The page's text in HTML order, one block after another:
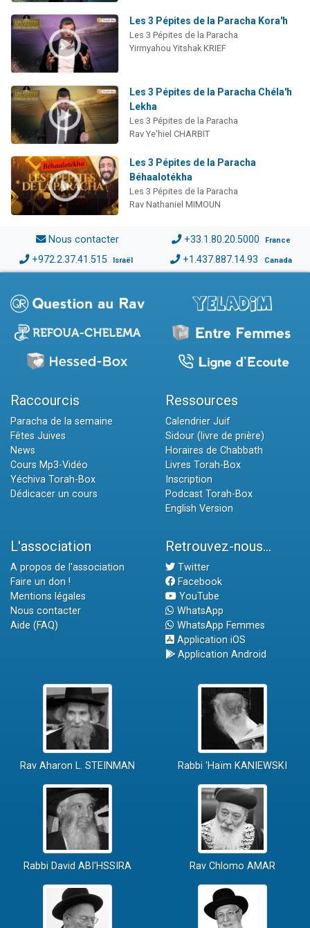
Les 3 Pépites de la Paracha Kora'h
Les 3 Pépites de la Paracha
Yirmyahou Yitshak KRIEF
Les 3 Pépites de la Paracha Chéla'h
Lekha
Les 3 Pépites de la Paracha
Rav Ye'hiel CHARBIT
Les 3 Pépites de la Paracha
Béhaalotékha
Les 3 Pépites de la Paracha
Rav Nathaniel MIMOUN
Nous contacter +33.1.80.20.5000 France
+972.2.37.41.515 Israël +1.437.887.14.93 Canada
Raccourcis
Paracha de la semaine
Fêtes Juives
News
Cours Mp3-Vidéo
Yéchiva Torah-Box
Dédicacer un cours
Ressources
Calendrier Juif
Sidour (livre de prière)
Horaires de Chabbath
Livres Torah-Box
Inscription
Podcast Torah-Box
English Version
L'association
A propos de l'association
Faire un don !
Mentions légales
Nous contacter
Aide (FAQ)
Retrouvez-nous...
Twitter
Facebook
YouTube
WhatsApp
WhatsApp Femmes
Application iOS
Application Android
Rav Aharon L. STEINMAN Rabbi 'Haïm KANIEWSKI
Rabbi David ABI'HSSIRA Rav Chlomo AMAR